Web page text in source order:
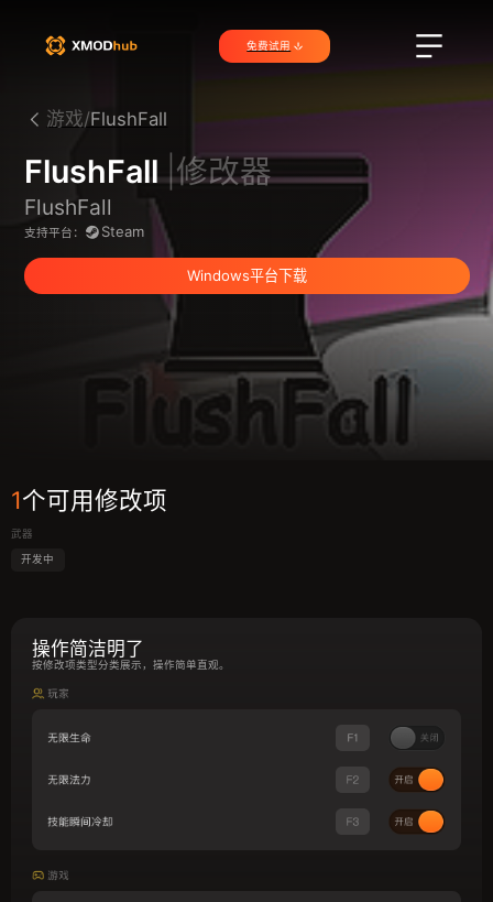
免费试用
游戏/FlushFall
FlushFall |修改器
FlushFall
支持平台： Steam
Windows平台下载
1个可用修改项
武器
开发中
操作简洁明了
按修改项类型分类展示，操作简单直观。